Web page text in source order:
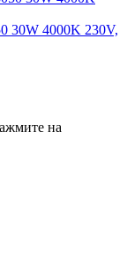
30W 4000K 230V,
на